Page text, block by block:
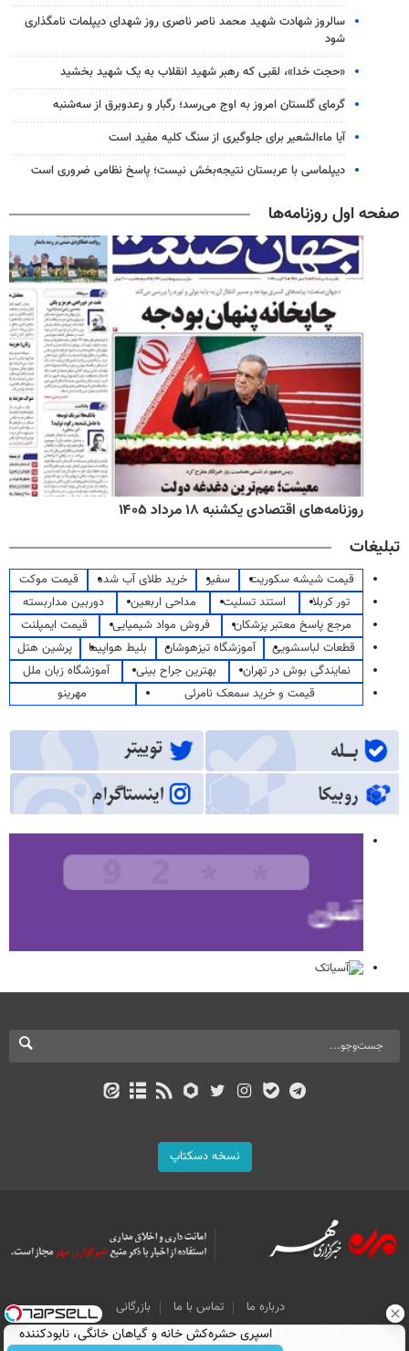
سالروز شهادت شهید محمد ناصر ناصری روز شهدای دیپلمات نامگذاری
شود
«حجت خدا»، لقبی که رهبر شهید انقلاب به یک شهید بخشید
گرمای گلستان امروز به اوج می‌رسد؛ رگبار و رعدوبرق از سه‌شنبه
آیا ماءالشعیر برای جلوگیری از سنگ کلیه مفید است
دیپلماسی با عربستان نتیجه‌بخش نیست؛ پاسخ نظامی ضروری است
صفحه اول روزنامه‌ها
روزنامه‌های اقتصادی یکشنبه ۱۸ مرداد ۱۴۰۵
تبلیغات
قیمت شیشه سکوریت سفیر خرید طلای آب شده
قیمت موکت
تور کربلا
استند تسلیت مداحی اربعین
دوربین مداربسته
مرجع پاسخ معتبر پزشکان
فروش مواد شیمیایی
قیمت ایمپلنت
قطعات لباسشویی
آموزشگاه تیزهوشان بلیط هواپیما
پرشین هتل
نمایندگی بوش در تهران
بهترین جراح بینی
آموزشگاه زبان ملل
قیمت و خرید سمعک نامرئی
مهرینو
نسخه دسکتاپ
درباره ما تماس با ما
بازرگانی
All Content by Mehr News Agency is licensed under a Creative Commons
اسپری حشره‌کش خانه و گیاهان خانگی، نابودکننده